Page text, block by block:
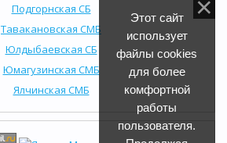
Подгорнская СБ
Тавакановская СМБ
Юлдыбаевская СБ
Юмагузинская СМБ
Ялчинская СМБ
Этот сайт
использует
файлы cookies
для более
комфортной
работы
пользователя.